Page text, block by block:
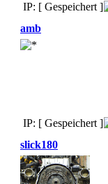
IP: [ Gespeichert ]
amb
IP: [ Gespeichert ]
slick180